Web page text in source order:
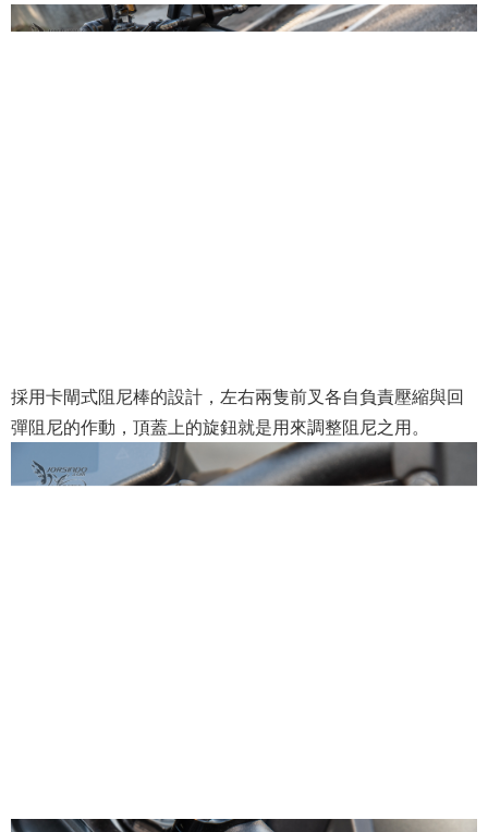
採用卡閘式阻尼棒的設計，左右兩隻前叉各自負責壓縮與回
彈阻尼的作動，頂蓋上的旋鈕就是用來調整阻尼之用。